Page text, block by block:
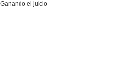
Ganando el juicio